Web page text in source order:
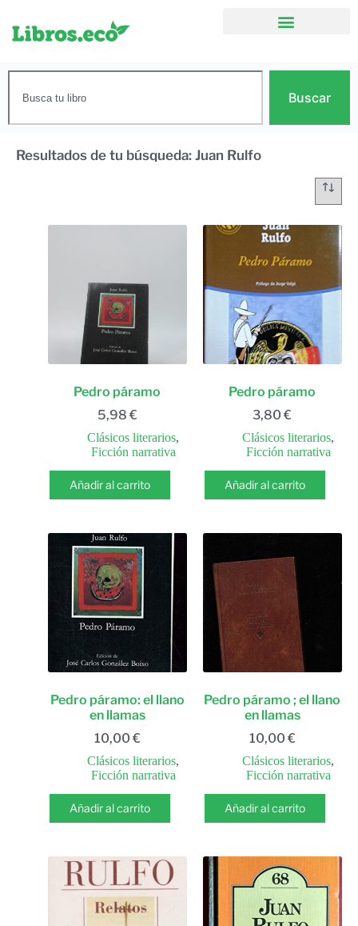
Buscar
Resultados de tu búsqueda: Juan Rulfo
Pedro páramo
5,98 €
Clásicos literarios,
Ficción narrativa
Añadir al carrito
Pedro páramo
3,80€
Clásicos literarios,
Ficción narrativa
Añadir al carrito
Pedro páramo: el llano
en llamas
10,00 €
Clásicos literarios,
Ficción narrativa
Añadir al carrito
Pedro páramo ; el llano
en llamas
10,00 €
Clásicos literarios,
Ficción narrativa
Añadir al carrito